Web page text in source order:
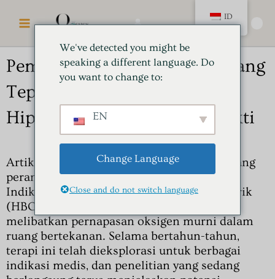
MENU
Pembaruan Tentang Peran Yang
Tepat Untuk Oksigen
Hiperbarik: Indikasi Dan Bukti
Artikel ini adalah tentang Pembaruan tentang
peran yang tepat untuk oksigen hiperbarik:
Indikasi dan Bukti. Terapi oksigen hiperbarik
(HBOT) adalah perawatan medis yang
melibatkan pernapasan oksigen murni dalam
ruang bertekanan. Selama bertahun-tahun,
terapi ini telah dieksplorasi untuk berbagai
indikasi medis, dan penelitian yang sedang
ID
We've detected you might be
speaking a different language. Do
you want to change to:
EN
Change Language
Close and do not switch language